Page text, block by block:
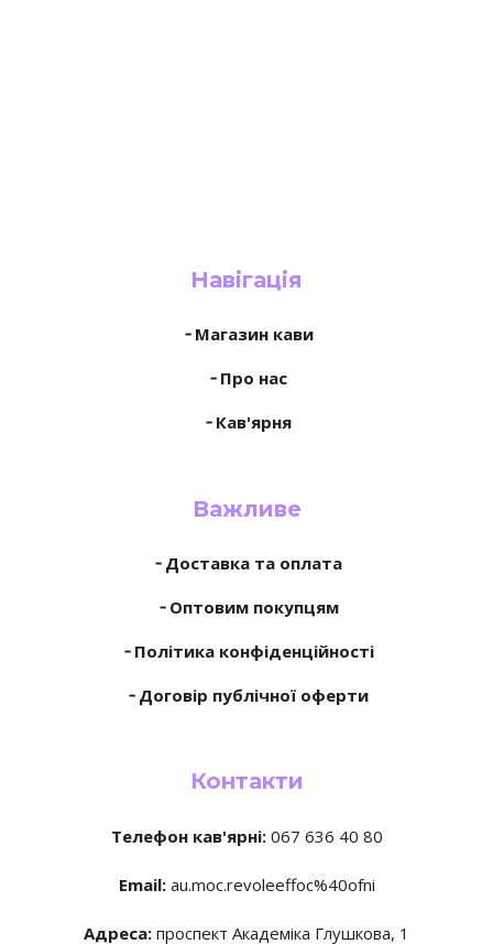
Навігація
╶ Магазин кави
╶ Про нас
╶ Кав'ярня
Важливе
╶ Доставка та оплата
╶ Оптовим покупцям
╶ Політика конфіденційності
╶ Договір публічної оферти
Контакти
Телефон кав'ярні:067 636 40 80
Email:au.moc.revoleeffoc%40ofni
Адреса: проспект Академіка Глушкова, 1